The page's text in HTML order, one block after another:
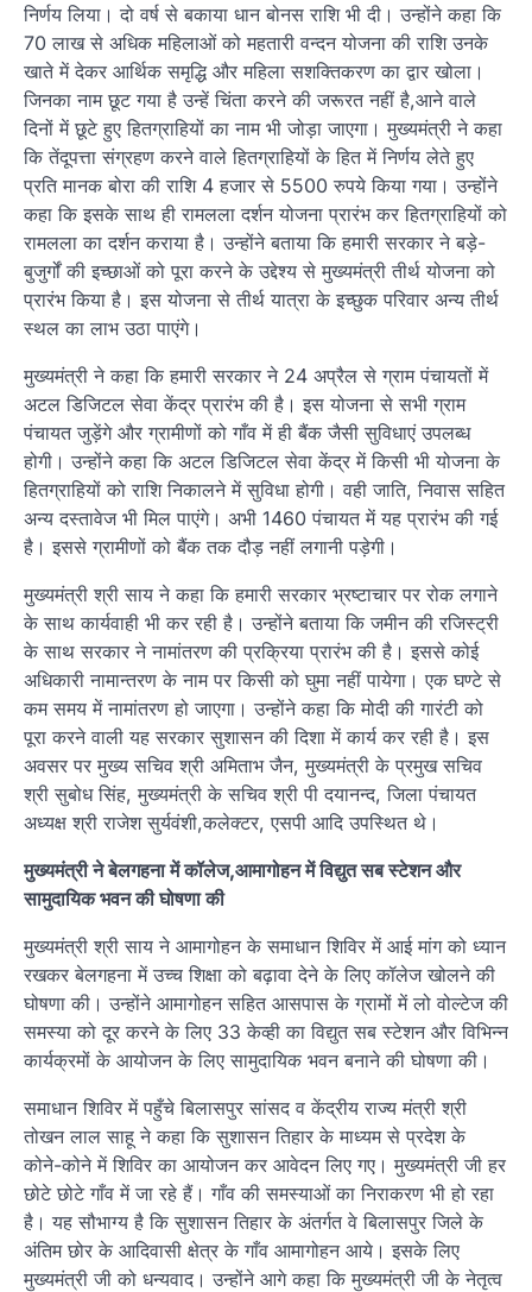
निर्णय लिया। दो वर्ष से बकाया धान बोनस राशि भी दी। उन्होंने कहा कि
70 लाख से अधिक महिलाओं को महतारी वन्दन योजना की राशि उनके
खाते में देकर आर्थिक समृद्धि और महिला सशक्तिकरण का द्वार खोला।
जिनका नाम छूट गया है उन्हें चिंता करने की जरूरत नहीं है,आने वाले
दिनों में छूटे हुए हितग्राहियों का नाम भी जोड़ा जाएगा। मुख्यमंत्री ने कहा
कि तेंदूपत्ता संग्रहण करने वाले हितग्राहियों के हित में निर्णय लेते हुए
प्रति मानक बोरा की राशि 4 हजार से 5500 रुपये किया गया। उन्होंने
कहा कि इसके साथ ही रामलला दर्शन योजना प्रारंभ कर हितग्राहियों को
रामलला का दर्शन कराया है। उन्होंने बताया कि हमारी सरकार ने बड़े-
बुजुर्गों की इच्छाओं को पूरा करने के उद्देश्य से मुख्यमंत्री तीर्थ योजना को
प्रारंभ किया है। इस योजना से तीर्थ यात्रा के इच्छुक परिवार अन्य तीर्थ
स्थल का लाभ उठा पाएंगे।
मुख्यमंत्री ने कहा कि हमारी सरकार ने 24 अप्रैल से ग्राम पंचायतों में
अटल डिजिटल सेवा केंद्र प्रारंभ की है। इस योजना से सभी ग्राम
पंचायत जुड़ेंगे और ग्रामीणों को गाँव में ही बैंक जैसी सुविधाएं उपलब्ध
होगी। उन्होंने कहा कि अटल डिजिटल सेवा केंद्र में किसी भी योजना के
हितग्राहियों को राशि निकालने में सुविधा होगी। वही जाति, निवास सहित
अन्य दस्तावेज भी मिल पाएंगे। अभी 1460 पंचायत में यह प्रारंभ की गई
है। इससे ग्रामीणों को बैंक तक दौड़ नहीं लगानी पड़ेगी।
मुख्यमंत्री श्री साय ने कहा कि हमारी सरकार भ्रष्टाचार पर रोक लगाने
के साथ कार्यवाही भी कर रही है। उन्होंने बताया कि जमीन की रजिस्ट्री
के साथ सरकार ने नामांतरण की प्रक्रिया प्रारंभ की है। इससे कोई
अधिकारी नामान्तरण के नाम पर किसी को घुमा नहीं पायेगा। एक घण्टे से
कम समय में नामांतरण हो जाएगा। उन्होंने कहा कि मोदी की गारंटी को
पूरा करने वाली यह सरकार सुशासन की दिशा में कार्य कर रही है। इस
अवसर पर मुख्य सचिव श्री अमिताभ जैन, मुख्यमंत्री के प्रमुख सचिव
श्री सुबोध सिंह, मुख्यमंत्री के सचिव श्री पी दयानन्द, जिला पंचायत
अध्यक्ष श्री राजेश सुर्यवंशी,कलेक्टर, एसपी आदि उपस्थित थे।
मुख्यमंत्री ने बेलगहना में कॉलेज,आमागोहन में विद्युत सब स्टेशन और
सामुदायिक भवन की घोषणा की
मुख्यमंत्री श्री साय ने आमागोहन के समाधान शिविर में आई मांग को ध्यान
रखकर बेलगहना में उच्च शिक्षा को बढ़ावा देने के लिए कॉलेज खोलने की
घोषणा की। उन्होंने आमागोहन सहित आसपास के ग्रामों में लो वोल्टेज की
समस्या को दूर करने के लिए 33 केव्ही का विद्युत सब स्टेशन और विभिन्न
कार्यक्रमों के आयोजन के लिए सामुदायिक भवन बनाने की घोषणा की।
समाधान शिविर में पहुँचे बिलासपुर सांसद व केंद्रीय राज्य मंत्री श्री
तोखन लाल साहू ने कहा कि सुशासन तिहार के माध्यम से प्रदेश के
कोने-कोने में शिविर का आयोजन कर आवेदन लिए गए। मुख्यमंत्री जी हर
छोटे छोटे गाँव में जा रहे हैं। गाँव की समस्याओं का निराकरण भी हो रहा
है। यह सौभाग्य है कि सुशासन तिहार के अंतर्गत वे बिलासपुर जिले के
अंतिम छोर के आदिवासी क्षेत्र के गाँव आमागोहन आये। इसके लिए
मुख्यमंत्री जी को धन्यवाद। उन्होंने आगे कहा कि मुख्यमंत्री जी के नेतृत्व